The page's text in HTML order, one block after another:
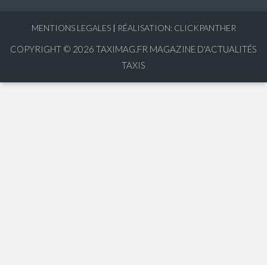
MENTIONS LEGALES | RÉALISATION: CLICKPANTHER
COPYRIGHT © 2026 TAXIMAG.FR MAGAZINE D'ACTUALITÉS
TAXIS